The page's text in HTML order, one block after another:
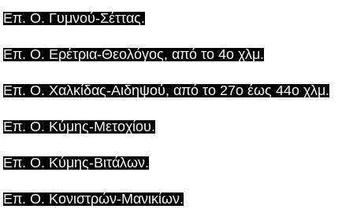
Επ. Ο. Γυμνού-Σέττας.
Επ. Ο. Ερέτρια-Θεολόγος, από το 4ο χλμ.
Επ. Ο. Χαλκίδας-Αιδηψού, από το 27ο έως 44ο χλμ.
Επ. Ο. Κύμης-Μετοχίου.
Επ. Ο. Κύμης-Βιτάλων.
Επ. Ο. Κονιστρών-Μανικίων.